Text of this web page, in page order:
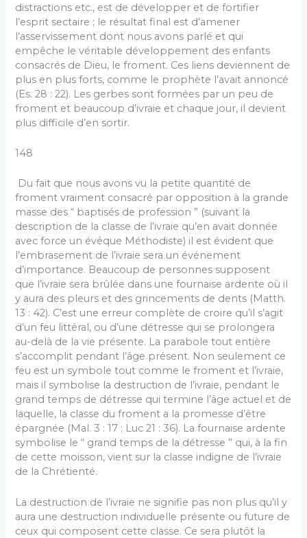
distractions etc., est de développer et de fortifier
l’esprit sectaire ; le résultat final est d’amener
l’asservissement dont nous avons parlé et qui
empêche le véritable développement des enfants
consacrés de Dieu, le froment. Ces liens deviennent de
plus en plus forts, comme le prophète l’avait annoncé
(Es. 28 : 22). Les gerbes sont formées par un peu de
froment et beaucoup d’ivraie et chaque jour, il devient
plus difficile d’en sortir.
148
Du fait que nous avons vu la petite quantité de
froment vraiment consacré par opposition à la grande
masse des “ baptisés de profession ” (suivant la
description de la classe de l’ivraie qu’en avait donnée
avec force un évêque Méthodiste) il est évident que
l’embrasement de l’ivraie sera un événement
d’importance. Beaucoup de personnes supposent
que l’ivraie sera brûlée dans une fournaise ardente où il
y aura des pleurs et des grincements de dents (Matth.
13 : 42). C’est une erreur complète de croire qu’il s’agit
d’un feu littéral, ou d’une détresse qui se prolongera
au-delà de la vie présente. La parabole tout entière
s’accomplit pendant l’âge présent. Non seulement ce
feu est un symbole tout comme le froment et l’ivraie,
mais il symbolise la destruction de l’ivraie, pendant le
grand temps de détresse qui termine l’âge actuel et de
laquelle, la classe du froment a la promesse d’être
épargnée (Mal. 3 : 17 ; Luc 21 : 36). La fournaise ardente
symbolise le “ grand temps de la détresse ” qui, à la fin
de cette moisson, vient sur la classe indigne de l’ivraie
de la Chrétienté.
La destruction de l’ivraie ne signifie pas non plus qu’il y
aura une destruction individuelle présente ou future de
ceux qui composent cette classe. Ce sera plutôt la